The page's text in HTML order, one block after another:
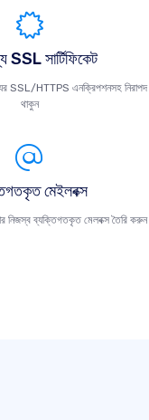
SSL সার্টিফিকেট
SSL/HTTPS এনক্রিপশনসহ নিরাপদ
থাকুন
মেইলবক্স
নিজস্ব ব্যক্তিগতকৃত মেলবক্স তৈরি করুন